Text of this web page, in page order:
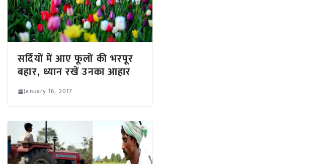
सर्दियों में आए फूलों की भरपूर
बहार, ध्यान रखें उनका आहार
January 16, 2017